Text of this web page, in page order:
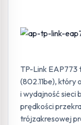
TP-Link EAP773
(802.11be), który
i wydajność sieci
prędkości
trójzakresowej